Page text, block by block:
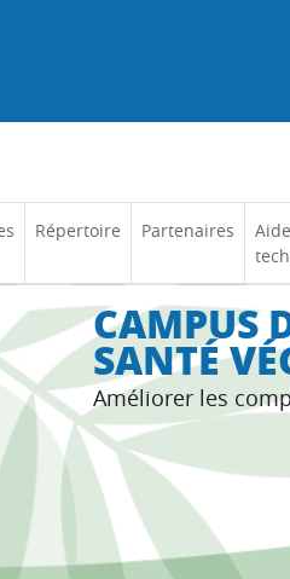
Répertoire Partenaires
CAMPUS
SANTÉ
Améliorer les